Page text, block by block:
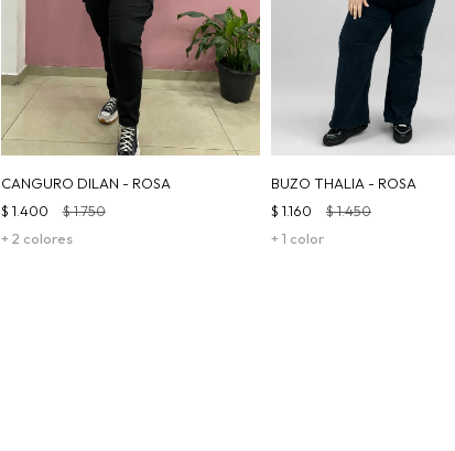
CANGURO DILAN - ROSA
+ 2 colores
$ 1.400 $1.750
BUZO THALIA - ROSA
+ 1 color
$ 1.160 $1.450